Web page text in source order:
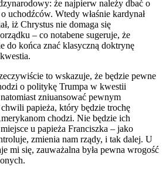
że najpierw należy dbać o
uchodźców. Wtedy właśnie kardynał
iż Chrystus nie domaga się
– co notabene sugeruje, że
do końca znać klasyczną doktrynę
to wskazuje, że będzie pewne
o politykę Trumpa w kwestii
zniuansować pewnym
papieża, który będzie trochę
chodzi. Nie będzie ich
u papieża Franciszka – jako
zmienia nam rządy, i tak dalej. U
mi się, zauważalna była pewna wrogość